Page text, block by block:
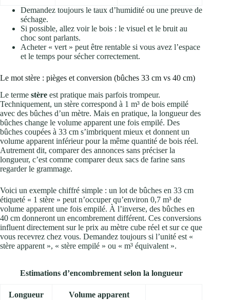
Demandez toujours le taux d’humidité ou une preuve de
séchage.
Si possible, allez voir le bois : le visuel et le bruit au
choc sont parlants.
Acheter « vert » peut être rentable si vous avez l’espace
et le temps pour sécher correctement.
Le mot stère : pièges et conversion (bûches 33 cm vs 40 cm)
Le terme stère est pratique mais parfois trompeur.
Techniquement, un stère correspond à 1 m³ de bois empilé
avec des bûches d’un mètre. Mais en pratique, la longueur des
bûches change le volume apparent une fois empilé. Des
bûches coupées à 33 cm s’imbriquent mieux et donnent un
volume apparent inférieur pour la même quantité de bois réel.
Autrement dit, comparer des annonces sans préciser la
longueur, c’est comme comparer deux sacs de farine sans
regarder le grammage.
Voici un exemple chiffré simple : un lot de bûches en 33 cm
étiqueté « 1 stère » peut n’occuper qu’environ 0,7 m³ de
volume apparent une fois empilé. À l’inverse, des bûches en
40 cm donneront un encombrement différent. Ces conversions
influent directement sur le prix au mètre cube réel et sur ce que
vous recevrez chez vous. Demandez toujours si l’unité est «
stère apparent », « stère empilé » ou « m³ équivalent ».
Estimations d’encombrement selon la longueur
Longueur
Volume apparent